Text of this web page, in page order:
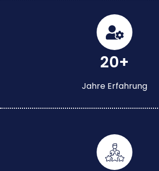
20+
Jahre Erfahrung